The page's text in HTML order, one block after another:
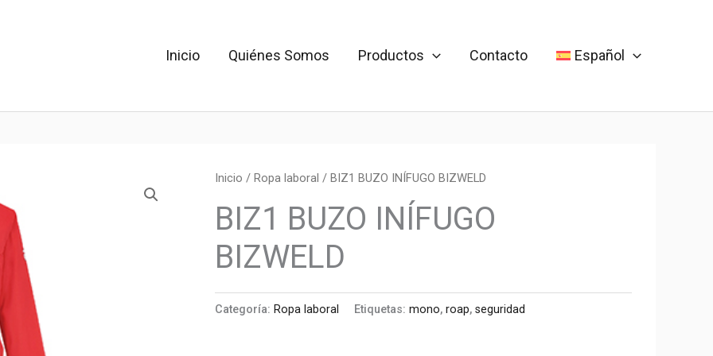
Inicio Quiénes Somos Productos Contacto Español
Inicio / Ropa laboral / BIZ1 BUZO INÍFUGO BIZWELD
BIZ1 BUZO INÍFUGO
BIZWELD
Categoría: Ropa laboral Etiquetas: mono, roap, seguridad